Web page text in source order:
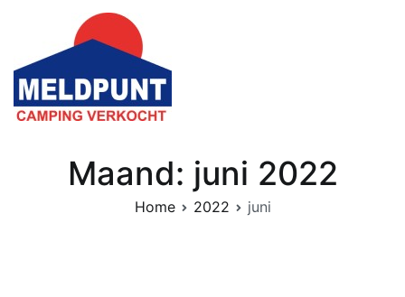
springen
Maand: juni 2022
Home 2022 juni